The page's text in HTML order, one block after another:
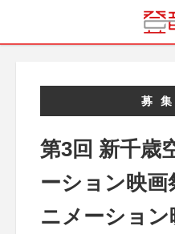
募
第3回 新千歳
ーション映
ニメーショ